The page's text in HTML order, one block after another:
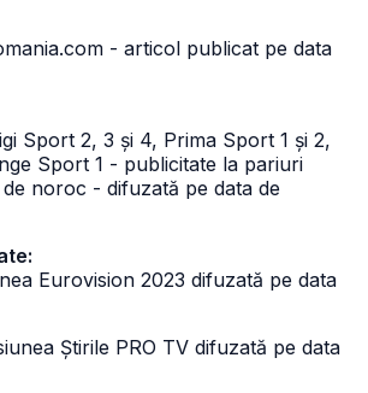
- articol publicat pe data
Sport 2, 3 și 4, Prima Sport 1 și 2,
Sport 1 - publicitate la pariuri
noroc - difuzată pe data de
Eurovision 2023 difuzată pe data
Știrile PRO TV difuzată pe data